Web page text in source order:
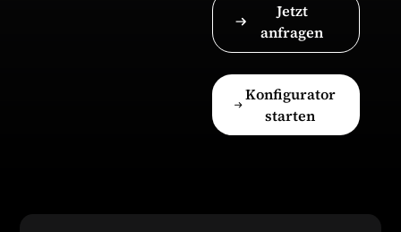
Jetzt
anfragen
Konfigurator
starten